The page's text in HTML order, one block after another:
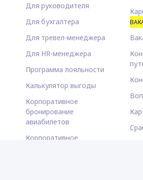
Для руководителя
Для бухгалтера
Для тревел-менеджера
Для HR-менеджера
Программа лояльности
Калькулятор выгоды
Корпоративное
бронирование
авиабилетов
Корпоративное